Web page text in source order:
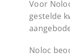
Voor
gestelde
Noloc